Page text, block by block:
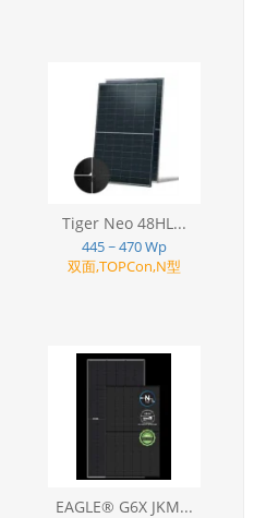
Tiger Neo 48HL...
445 ~ 470 Wp
双面,TOPCon,N型
EAGLE® G6X JKM...